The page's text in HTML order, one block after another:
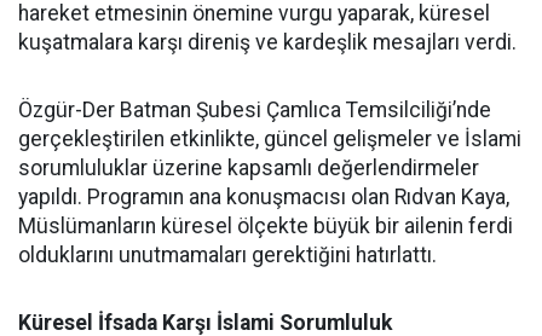
hareket etmesinin önemine vurgu yaparak, küresel
kuşatmalara karşı direniş ve kardeşlik mesajları verdi.
Özgür-Der Batman Şubesi Çamlıca Temsilciliği’nde
gerçekleştirilen etkinlikte, güncel gelişmeler ve İslami
sorumluluklar üzerine kapsamlı değerlendirmeler
yapıldı. Programın ana konuşmacısı olan Rıdvan Kaya,
Müslümanların küresel ölçekte büyük bir ailenin ferdi
olduklarını unutmamaları gerektiğini hatırlattı.
Küresel İfsada Karşı İslami Sorumluluk